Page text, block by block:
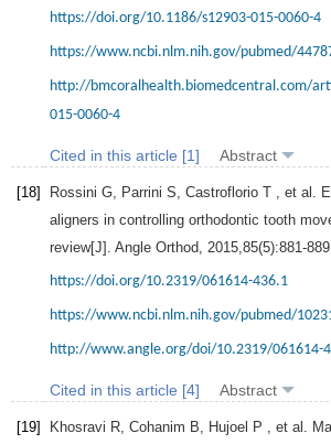
https://doi.org/10.1186/s12903-015-0060-4
https://www.ncbi.nlm.nih.gov/pubmed/
http://bmcoralhealth.biomedcentral.com/
015-0060-4
Cited in this article [1] Abstract
[18] Rossini G Parrini S Castroflorio T , et al.
aligners in controlling orthodontic tooth
review[J]. Angle Orthod 2015 85(5):881-889.
https://doi.org/10.2319/061614-436.1
https://www.ncbi.nlm.nih.gov/pubmed/
http://www.angle.org/doi/10.2319/061614-
Cited in this article [4] Abstract
[19] Khosravi R Cohanim B Hujoel P , et al.